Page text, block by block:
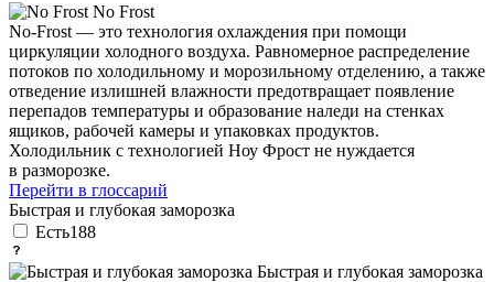
No Frost
No-Frost — это технология охлаждения при помощи
циркуляции холодного воздуха. Равномерное распределение
потоков по холодильному и морозильному отделению, а также
отведение излишней влажности предотвращает появление
перепадов температуры и образование наледи на стенках
ящиков, рабочей камеры и упаковках продуктов.
Холодильник с технологией Ноу Фрост не нуждается
в разморозке.
Перейти в глоссарий
Быстрая и глубокая заморозка
Есть188
Быстрая и глубокая заморозка